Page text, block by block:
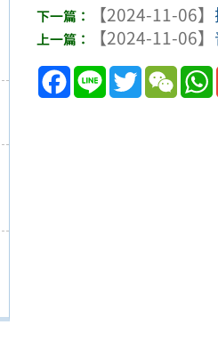
【2024-11-06】
【2024-11-06】
Facebook
Line Twitter